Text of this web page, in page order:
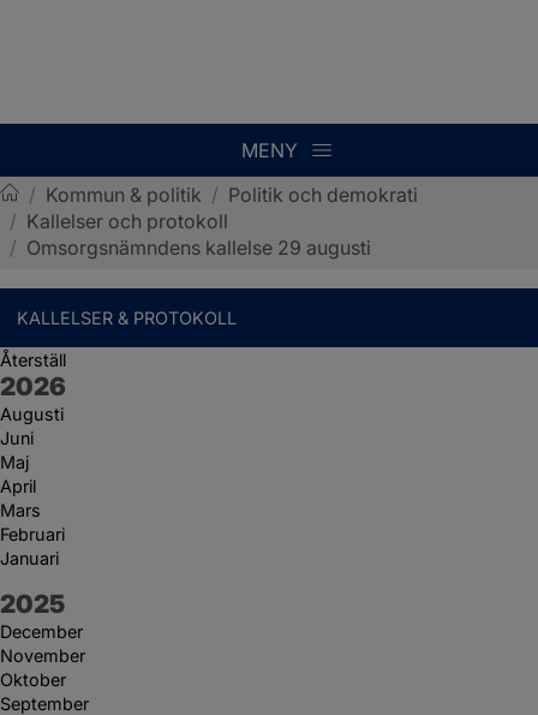
MENY
Sotenäs kommun
/ Kommun & politik / Politik och demokrati
/ Kallelser och protokoll
/ Omsorgsnämndens kallelse 29 augusti
KALLELSER & PROTOKOLL
Återställ
År:
2026
Augusti
Juni
Maj
April
Mars
Februari
Januari
År:
2025
December
November
Oktober
September